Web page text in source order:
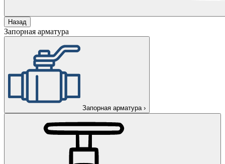
Назад
Запорная арматура
Запорная арматура ›